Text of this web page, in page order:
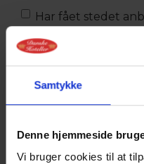
Samtykke
Denne hjemmeside
Vi bruger cookies til at
Har fået stedet
Har fundet hotellet
Jeg ønsker at